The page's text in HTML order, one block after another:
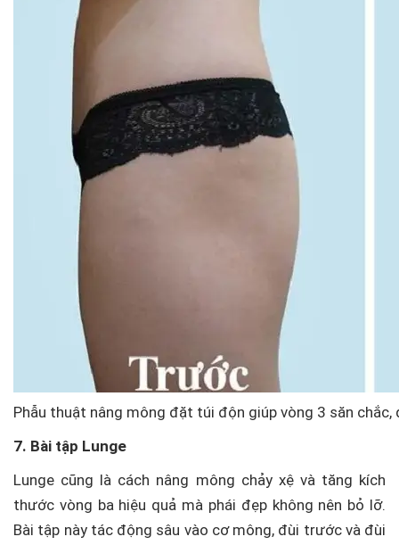
Phẫu thuật nâng mông đặt túi độn giúp vòng 3 săn chắc,
7. Bài tập Lunge
Lunge cũng là cách nâng mông chảy xệ và tăng kích
thước vòng ba hiệu quả mà phái đẹp không nên bỏ lỡ.
Bài tập này tác động sâu vào cơ mông, đùi trước và đùi